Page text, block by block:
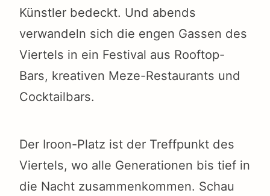
Künstler bedeckt. Und abends
verwandeln sich die engen Gassen des
Viertels in ein Festival aus Rooftop-
Bars, kreativen Meze-Restaurants und
Cocktailbars.
Der Iroon-Platz ist der Treffpunkt des
Viertels, wo alle Generationen bis tief in
die Nacht zusammenkommen. Schau